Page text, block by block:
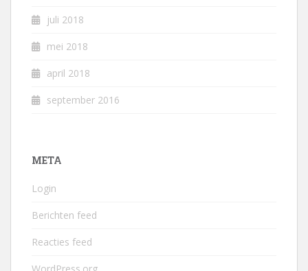
juli 2018
mei 2018
april 2018
september 2016
META
Login
Berichten feed
Reacties feed